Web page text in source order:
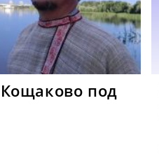
под